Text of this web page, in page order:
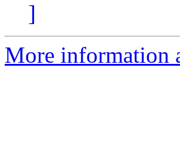
]
More information